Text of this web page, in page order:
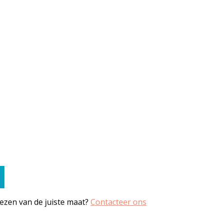
van de juiste maat? Contacteer ons